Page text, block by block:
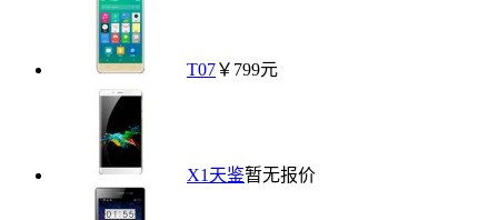
T07￥799元
X1天鉴暂无报价